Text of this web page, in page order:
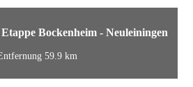
Bockenheim - Neuleiningen
59.9 km